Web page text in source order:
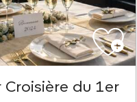
Croisière du 1er